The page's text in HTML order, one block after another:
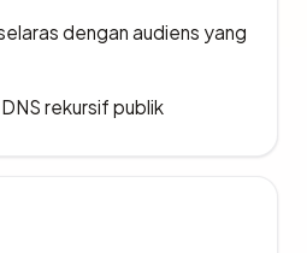
dengan audiens yang
rekursif publik